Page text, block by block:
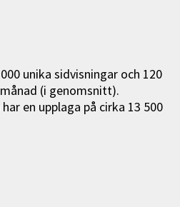
unika sidvisningar och 120
(i genomsnitt).
en upplaga på cirka 13 500